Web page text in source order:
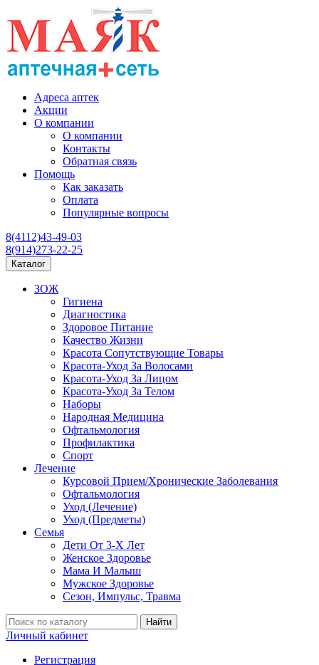
Адреса аптек
Акции
О компании
О компании
Контакты
Обратная связь
Помощь
Как заказать
Оплата
Популярные вопросы
8(4112)43-49-03
8(914)273-22-25
Каталог
ЗОЖ
Гигиена
Диагностика
Здоровое Питание
Качество Жизни
Красота Сопутствующие Товары
Красота-Уход За Волосами
Красота-Уход За Лицом
Красота-Уход За Телом
Наборы
Народная Медицина
Офтальмология
Профилактика
Спорт
Лечение
Курсовой Прием/Хронические Заболевания
Офтальмология
Уход (Лечение)
Уход (Предметы)
Семья
Дети От 3-Х Лет
Женское Здоровье
Мама И Малыш
Мужское Здоровье
Сезон, Импульс, Травма
Найти
Личный кабинет
Регистрация